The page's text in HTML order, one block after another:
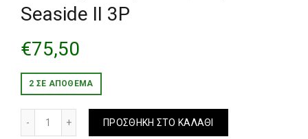
Seaside II 3P
€75,50
2 ΣΕ ΑΠΌΘΕΜΑ
Σκιαστρο Παραλιας Hupa Seaside II 3P ποσότητα
ΠΡΟΣΘΉΚΗ ΣΤΟ ΚΑΛΆΘΙ